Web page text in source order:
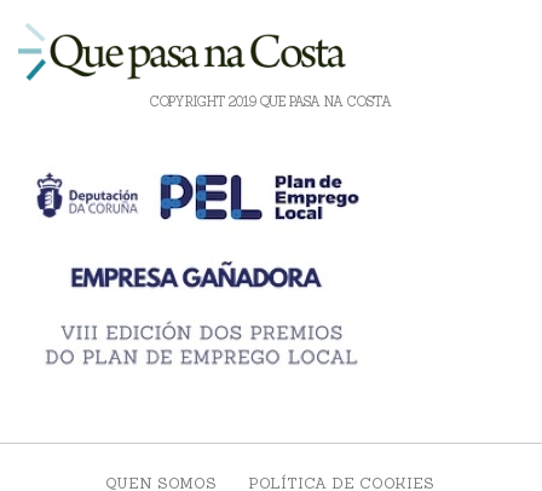
COPYRIGHT 2019 QUE PASA NA COSTA
QUEN SOMOS POLÍTICA DE COOKIES